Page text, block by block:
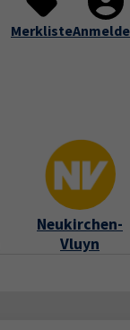
Submenu for
Über uns
Merkliste
Neukirchen-
Vluyn